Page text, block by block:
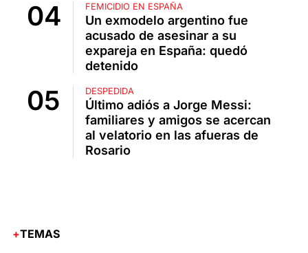
FEMICIDIO EN ESPAÑA
Un exmodelo argentino fue
acusado de asesinar a su
expareja en España: quedó
detenido
DESPEDIDA
Último adiós a Jorge Messi:
familiares y amigos se acercan
al velatorio en las afueras de
Rosario
TEMAS